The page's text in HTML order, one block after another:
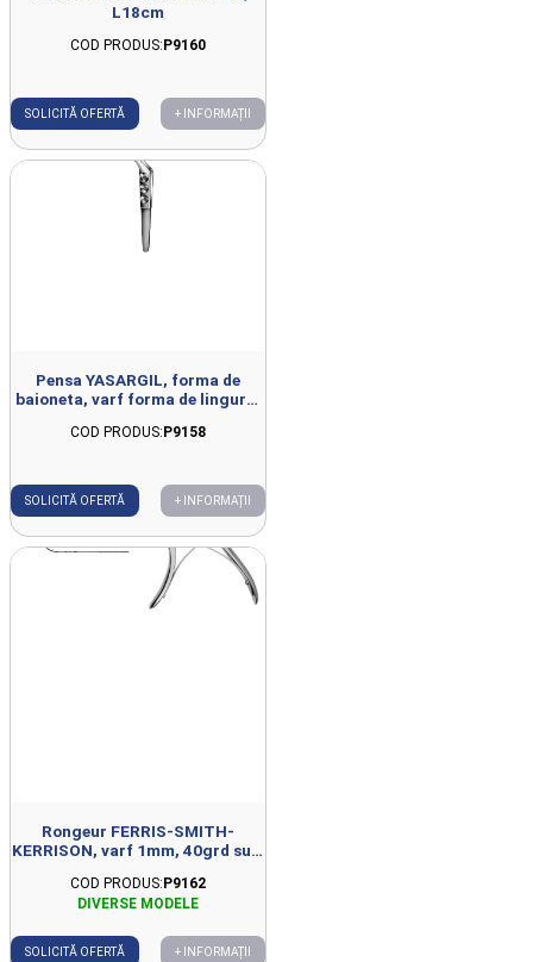
L18cm
COD PRODUS:P9160
SOLICITĂ OFERTĂ + INFORMAȚII
Pensa YASARGIL, forma de
baioneta, varf forma de lingura,
COD PRODUS: P9158
SOLICITĂ OFERTĂ + INFORMAȚII
Rongeur FERRIS-SMITH-
KERRISON, varf 1mm, 40grd sus,
COD PRODUS: P9162
SOLICITĂ OFERTĂ + INFORMAȚII